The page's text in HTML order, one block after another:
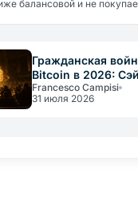
балансовой и не
Гражданская
Bitcoin в 2026:
назвал правила
«конституцией»
Francesco Campisi
31 июля 2026